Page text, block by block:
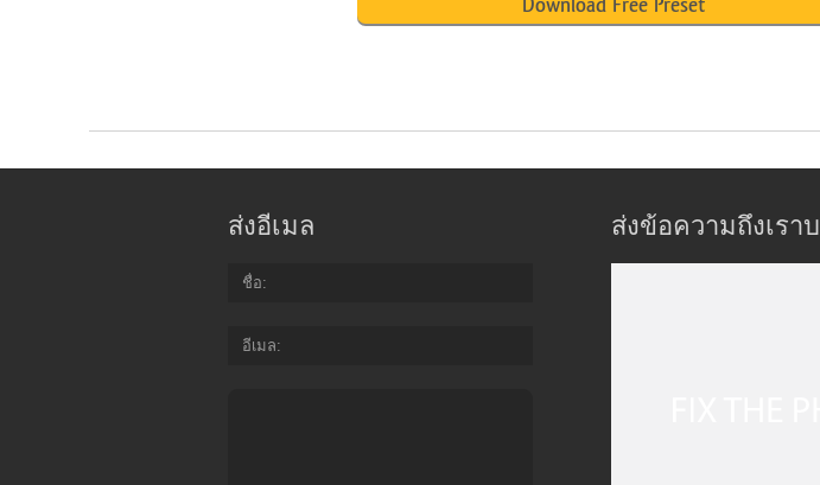
Download Free Preset
ส่งอีเมล
ชื่อ
อีเมล
ส่งข้อความถึงเราบ